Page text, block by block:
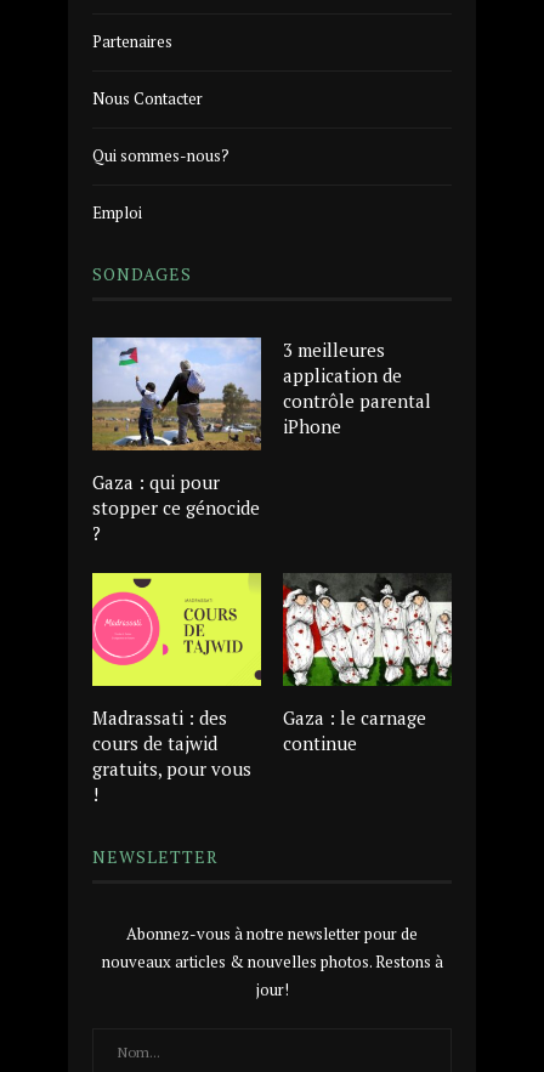
Partenaires
Nous Contacter
Qui sommes-nous?
Emploi
SONDAGES
Gaza : qui pour
stopper ce génocide
?
3 meilleures
application de
contrôle parental
iPhone
Madrassati : des
cours de tajwid
gratuits, pour vous
!
Gaza : le carnage
continue
NEWSLETTER
Abonnez-vous à notre newsletter pour de
nouveaux articles & nouvelles photos. Restons à
jour!